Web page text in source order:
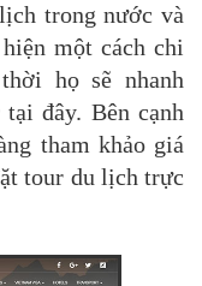
trong nước và
một cách chi
họ sẽ nhanh
đây. Bên cạnh
tham khảo giá
tour du lịch trực